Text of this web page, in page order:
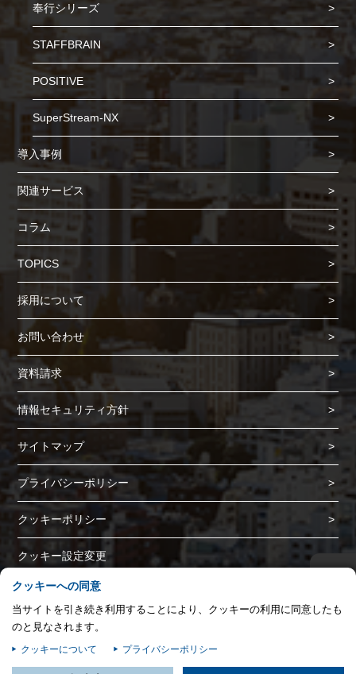
奉行シリーズ
STAFFBRAIN
POSITIVE
SuperStream-NX
導入事例
関連サービス
コラム
TOPICS
採用について
お問い合わせ
資料請求
情報セキュリティ方針
サイトマップ
プライバシーポリシー
クッキーポリシー
クッキー設定変更
クッキーへの同意
当サイトを引き続き利用することにより、クッキーの利用に同意したも
のと見なされます。
クッキーについて プライバシーポリシー
プライバシー情報
プライバシー情報
お客様が当サイトを訪れると、ブラウザに情報が保存される、またはブラウ
ザに保存された情報が取得されることがあります。情報の主な保存先は
Cookie であり、対象となるのはサイト訪問者に関する情報、サイト訪問者
による設定、デバイス情報などです。これらの情報はサイトを正常に機能さ
せる目的を中心に使われます。個人を直接特定できる情報が保存されること
は通常ありませんが、Web サイトのパーソナライズに使われることはあり
ます。鈴与シンワートではプライバシーの権利を尊重しており、一部の
Cookie については有効化を拒否できるよう配慮しています。各カテゴリを
クリックすることで、それらの Cookie に関する詳細を確認し、当サイトに
おけるデフォルト設定を変更できます。ただし、一部の Cookie を無効化し
た場合、サイトの利用やサービスの利用に影響が出る可能性があります。
細情報
不可欠な Cookie
パフォーマンス Cookie
ターゲティング Cookie
この設定で保存する